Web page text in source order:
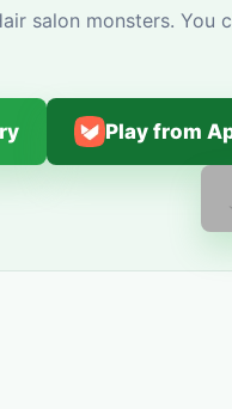
salon monsters. You
Play from